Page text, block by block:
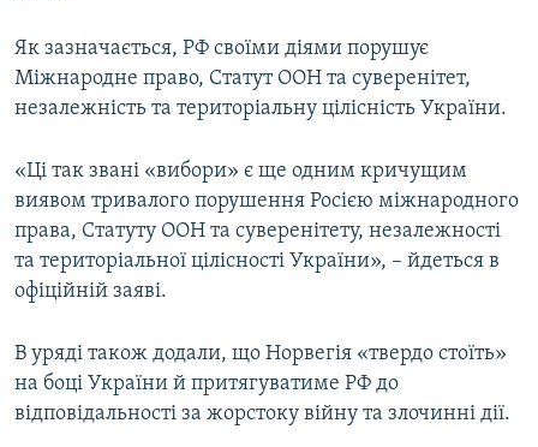
Як зазначається, РФ своїми діями порушує
Міжнародне право, Статут ООН та суверенітет,
незалежність та територіальну цілісність України.
«Ці так звані «вибори» є ще одним кричущим
виявом тривалого порушення Росією міжнародного
права, Статуту ООН та суверенітету, незалежності
та територіальної цілісності України», – йдеться в
офіційній заяві.
В уряді також додали, що Норвегія «твердо стоїть»
на боці України й притягуватиме РФ до
відповідальності за жорстоку війну та злочинні дії.